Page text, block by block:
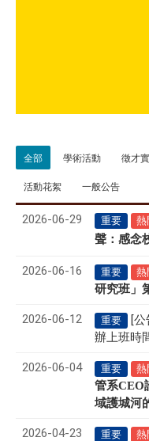
全部 學術活動 徵才
活動花絮 一般公告
2026-06-29 重要 熱
聲 ： 感念
2026-06-16 重要 熱
研究班」
2026-06-12 重要
[
辦上班時
2026-06-04 重要 熱
管系CEO
域護城河
2026-04-23 重要 熱